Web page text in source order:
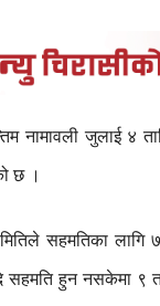
नामावली जुलाई ४
छ ।
सहमतिका लागि
सहमति हुन नसकेमा ९